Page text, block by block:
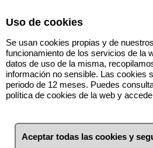
Volver
Uso de cookies
Se usan cookies propias y de
funcionamiento de los servicios de la
datos de uso de la misma,
información no sensible. Las cookies
periodo de 12 meses. Puedes
política de cookies de la web y
Aceptar todas las cookies y